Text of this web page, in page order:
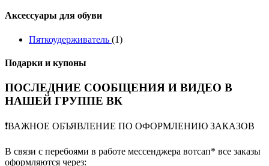
Аксессуары для обуви
Пяткоудерживатель (1)
Подарки и купоны
ПОСЛЕДНИЕ СООБЩЕНИЯ И ВИДЕО В
НАШЕЙ ГРУППЕ ВК
❗️ВАЖНОЕ ОБЪЯВЛЕНИЕ ПО ОФОРМЛЕНИЮ ЗАКАЗОВ
В связи с перебоями в работе мессенджера вотсап* все заказы
оформляются через: